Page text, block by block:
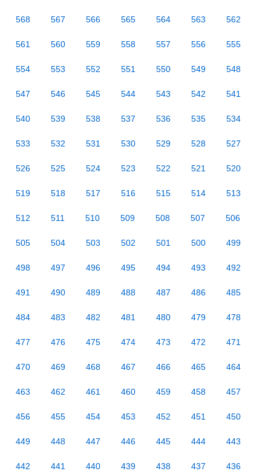
568 567 566 565 564 563 562
561 560 559 558 557 556 555
554 553 552 551 550 549 548
547 546 545 544 543 542 541
540 539 538 537 536 535 534
533 532 531 530 529 528 527
526 525 524 523 522 521 520
519 518 517 516 515 514 513
512 511 510 509 508 507 506
505 504 503 502 501 500 499
498 497 496 495 494 493 492
491 490 489 488 487 486 485
484 483 482 481 480 479 478
477 476 475 474 473 472 471
470 469 468 467 466 465 464
463 462 461 460 459 458 457
456 455 454 453 452 451 450
449 448 447 446 445 444 443
442 441 440 439 438 437 436